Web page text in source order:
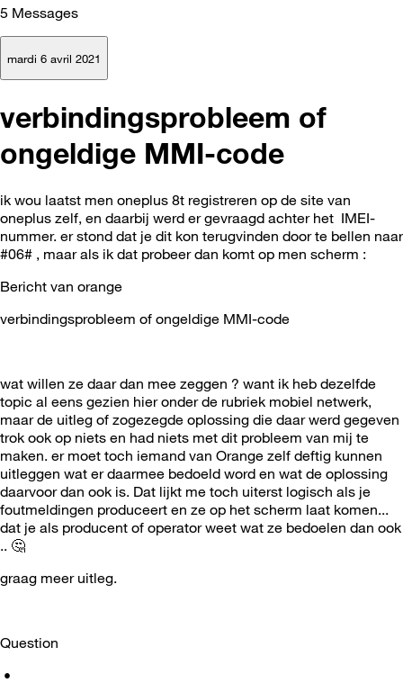
5 Messages
mardi 6 avril 2021
verbindingsprobleem of
ongeldige MMI-code
ik wou laatst men oneplus 8t registreren op de site van
oneplus zelf, en daarbij werd er gevraagd achter het IMEI-
nummer. er stond dat je dit kon terugvinden door te bellen naar
#06# , maar als ik dat probeer dan komt op men scherm :
Bericht van orange
verbindingsprobleem of ongeldige MMI-code
wat willen ze daar dan mee zeggen ? want ik heb dezelfde
topic al eens gezien hier onder de rubriek mobiel netwerk,
maar de uitleg of zogezegde oplossing die daar werd gegeven
trok ook op niets en had niets met dit probleem van mij te
maken. er moet toch iemand van Orange zelf deftig kunnen
uitleggen wat er daarmee bedoeld word en wat de oplossing
daarvoor dan ook is. Dat lijkt me toch uiterst logisch als je
foutmeldingen produceert en ze op het scherm laat komen...
dat je als producent of operator weet wat ze bedoelen dan ook
.. 🤔
graag meer uitleg.
Question
•